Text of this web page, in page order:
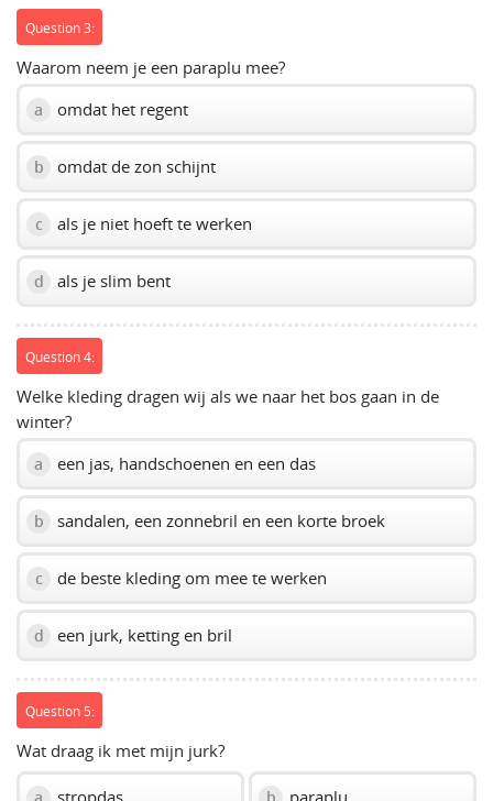
Question 3:
Waarom neem je een paraplu mee?
a omdat het regent
b omdat de zon schijnt
c als je niet hoeft te werken
d als je slim bent
Question 4:
Welke kleding dragen wij als we naar het bos gaan in de
winter?
a een jas, handschoenen en een das
b sandalen, een zonnebril en een korte broek
c de beste kleding om mee te werken
d een jurk, ketting en bril
Question 5:
Wat draag ik met mijn jurk?